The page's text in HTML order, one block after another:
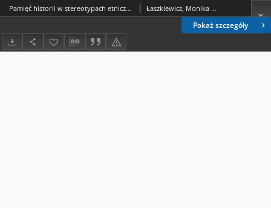
Pokaż szczegóły
Pamięć historii w stereotypach etnicznych (na przykładach Tatara, Kozaka, Szweda i Turka) Łaszkiewicz, Monika Anna.